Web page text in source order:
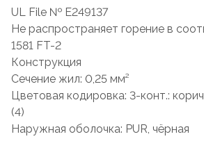
UL File № E249137
Не распространяет горение в
1581 FT-2
Конструкция
Сечение жил: 0,25 мм²
Цветовая кодировка: 3-конт.:
(4)
Наружная оболочка: PUR, чёрная